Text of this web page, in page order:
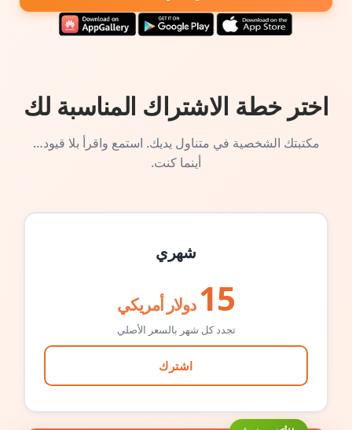
اختر خطة الاشتراك المناسبة لك
مكتبتك الشخصية في متناول يديك. استمع واقرأ بلا قيود…
أينما كنت.
شهري
15 دولار أمريكي
تجدد كل شهر بالسعر الأصلي
اشترك